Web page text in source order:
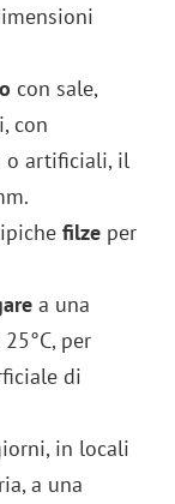
con sale,
con
o artificiali, il
filze per
a una
per
di
in locali
a una